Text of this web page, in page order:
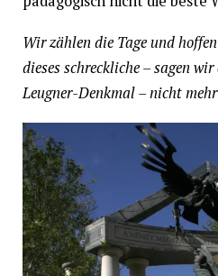
Wir zählen die Tage und
dieses schreckliche – sagen
Leugner-Denkmal – nicht